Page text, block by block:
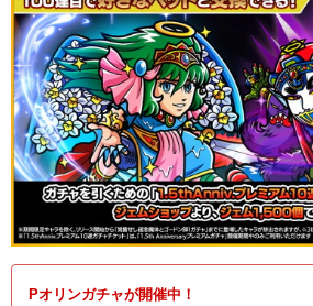
Pオリンガチャが開催中！